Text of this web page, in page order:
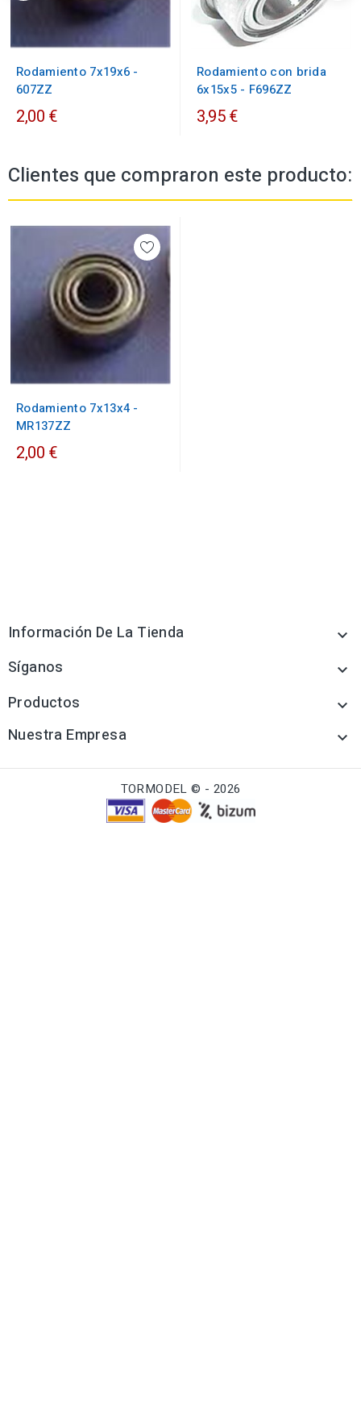
Rodamiento 7x19x6 -
607ZZ
2,00 €
Rodamiento con brida
6x15x5 - F696ZZ
3,95 €
Clientes que compraron este producto:
Rodamiento 7x13x4 -
MR137ZZ
2,00 €
Información De La Tienda 
Síganos 
Productos 
Nuestra Empresa 
TORMODEL © - 2026